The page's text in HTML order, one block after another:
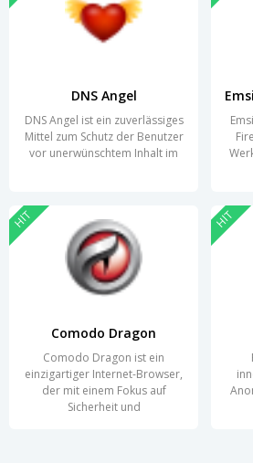
DNS Angel
DNS Angel ist ein zuverlässiges
Mittel zum Schutz der Benutzer
vor unerwünschtem Inhalt im
Comodo Dragon
Comodo Dragon ist ein
einzigartiger Internet-Browser,
der mit einem Fokus auf
Sicherheit und
HIT HIT